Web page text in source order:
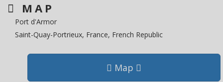
MAP
Port d'Armor
Saint-Quay-Portrieux, France, French Republic
Map